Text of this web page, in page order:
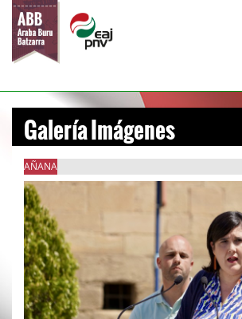
Galería Imágenes
AÑANA